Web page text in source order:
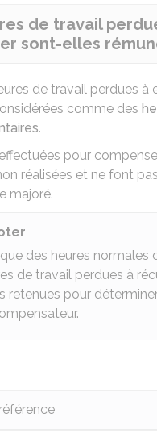
de travail
sont-elles
de travail perdues à
comme des
.
pour
réalisées et ne font
majoré.
des heures normales
de travail perdues à
retenues pour